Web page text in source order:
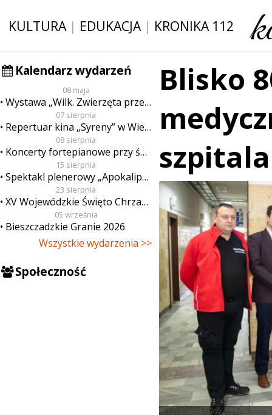
KULTURA| EDUKACJA| KRONIKA 112
Kalendarz wydarzeń
08 maja
Wystawa „Wilk. Zwierzęta przeklęte”
07 sierpnia
Repertuar kina „Syreny” w Wieluniu w dn. od 7 do 13 sierpnia
08 sierpnia
Koncerty fortepianowe przy świecach
15 sierpnia
Spektakl plenerowy „Apokalipsa”
23 sierpnia
XV Wojewódzkie Święto Chrzanu
05 września
Bieszczadzkie Granie 2026
Wszystkie wydarzenia >>
Społeczność
Blisko
szpitala